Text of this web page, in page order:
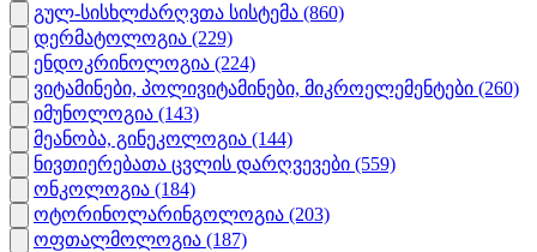
გულ-სისხლძარღვთა სისტემა (860)
დერმატოლოგია (229)
ენდოკრინოლოგია (224)
ვიტამინები, პოლივიტამინები, მიკროელემენტები (260)
იმუნოლოგია (143)
მეანობა, გინეკოლოგია (144)
ნივთიერებათა ცვლის დარღვევები (559)
ონკოლოგია (184)
ოტორინოლარინგოლოგია (203)
ოფთალმოლოგია (187)